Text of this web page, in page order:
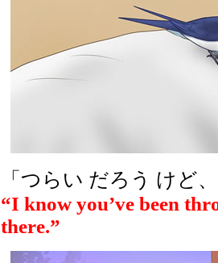
「つらい だろう けど
“I know you’ve been
there.”